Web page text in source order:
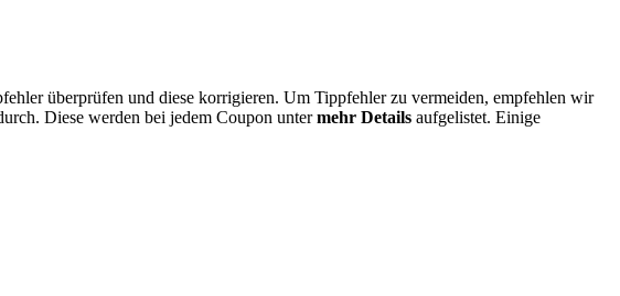
überprüfen und diese korrigieren. Um Tippfehler zu vermeiden, empfehlen wir
Diese werden bei jedem Coupon untermehr Details aufgelistet. Einige